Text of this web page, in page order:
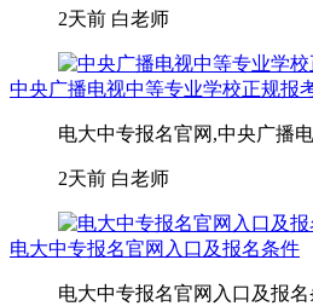
2天前 白老师
中央广播电视中等专业学校正规报
电大中专报名官网,中央广播
2天前 白老师
电大中专报名官网入口及报名条件
电大中专报名官网入口及报